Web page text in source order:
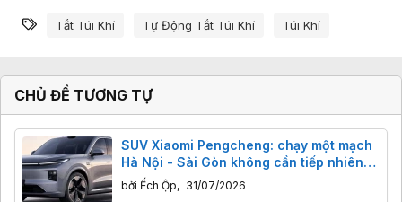
Từ khóa
Tắt Túi Khí Tự Động Tắt Túi Khí Túi Khí
CHỦ ĐỀ TƯƠNG TỰ
SUV Xiaomi Pengcheng: chạy một mạch
Hà Nội - Sài Gòn không cần tiếp nhiên
liệu?
bởi Ếch Ộp, 31/07/2026